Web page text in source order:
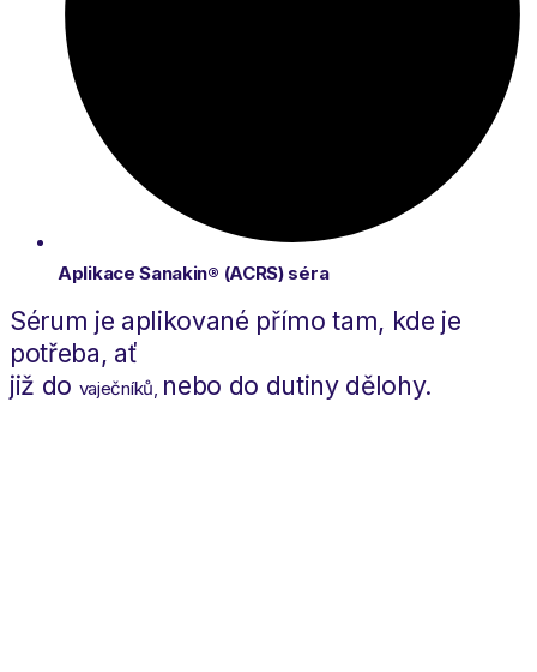
Aplikace Sanakin® (ACRS) séra
Sérum je aplikované přímo tam, kde je
potřeba, ať
již do vaječníků, nebo do dutiny dělohy.